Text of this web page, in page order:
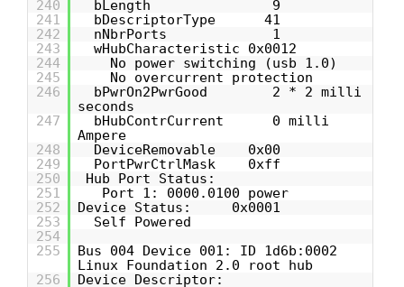
240
bLength 9
241
bDescriptorType 41
242
nNbrPorts 1
243
wHubCharacteristic 0x0012
244
No power switching (usb 1.0)
245
No overcurrent protection
246
bPwrOn2PwrGood 2 * 2 milli
seconds
247
bHubContrCurrent 0 milli
Ampere
248
DeviceRemovable 0x00
249
PortPwrCtrlMask 0xff
250
Hub Port Status:
251
Port 1: 0000.0100 power
252
Device Status: 0x0001
253
Self Powered
254
255
Bus 004 Device 001: ID 1d6b:0002
Linux Foundation 2.0 root hub
256
Device Descriptor: